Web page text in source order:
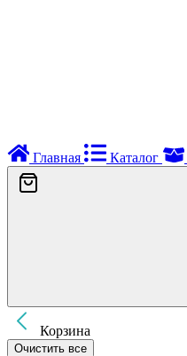
Главная Каталог
Корзина
Очистить все